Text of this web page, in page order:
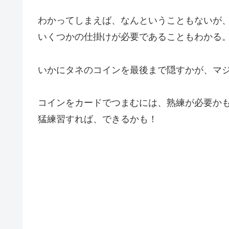
わかってしまえば、なんということもないが
いくつかの仕掛けが必要であることもわかる
いかにタネのコインを最後まで隠すかが、マ
コインをカードでつまむには、熟練が必要か
猛練習すれば、できるかも！